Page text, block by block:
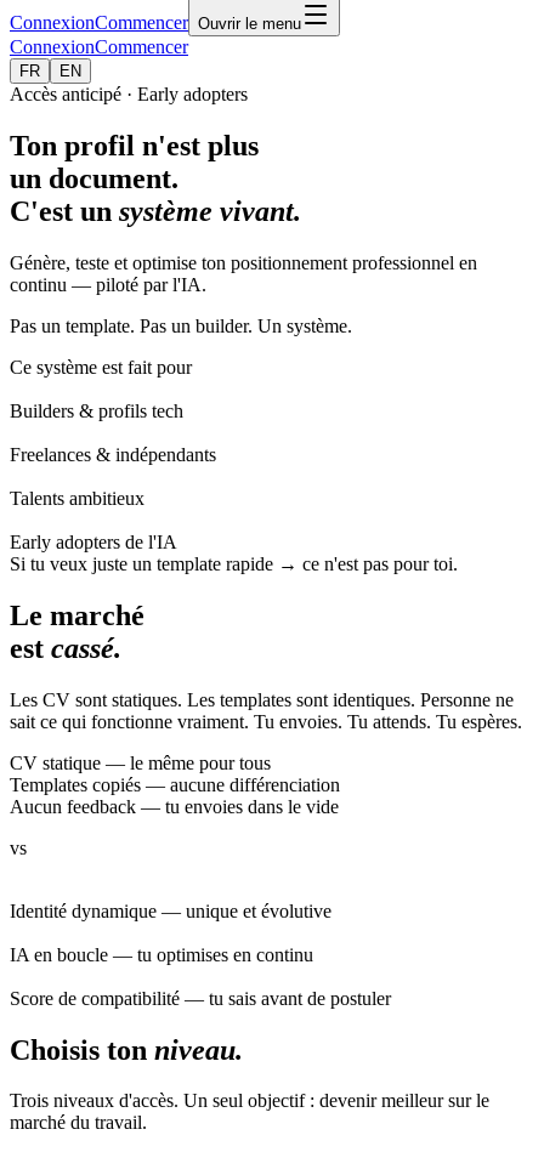
ConnexionCommencer Ouvrir le menu
ConnexionCommencer
FR EN
Accès anticipé · Early adopters
Ton profil n'est plus
un document.
C'est un système vivant.
Génère, teste et optimise ton positionnement professionnel en
continu — piloté par l'IA.
Pas un template. Pas un builder. Un système.
Ce système est fait pour
Builders & profils tech
Freelances & indépendants
Talents ambitieux
Early adopters de l'IA
Si tu veux juste un template rapide → ce n'est pas pour toi.
Le marché
est cassé.
Les CV sont statiques. Les templates sont identiques. Personne ne
sait ce qui fonctionne vraiment. Tu envoies. Tu attends. Tu espères.
CV statique — le même pour tous
Templates copiés — aucune différenciation
Aucun feedback — tu envoies dans le vide
vs
Identité dynamique — unique et évolutive
IA en boucle — tu optimises en continu
Score de compatibilité — tu sais avant de postuler
Choisis ton niveau.
Trois niveaux d'accès. Un seul objectif : devenir meilleur sur le
marché du travail.